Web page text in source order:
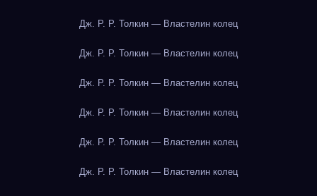
Дж. Р. Р. Толкин — Властелин колец
Дж. Р. Р. Толкин — Властелин колец
Дж. Р. Р. Толкин — Властелин колец
Дж. Р. Р. Толкин — Властелин колец
Дж. Р. Р. Толкин — Властелин колец
Дж. Р. Р. Толкин — Властелин колец